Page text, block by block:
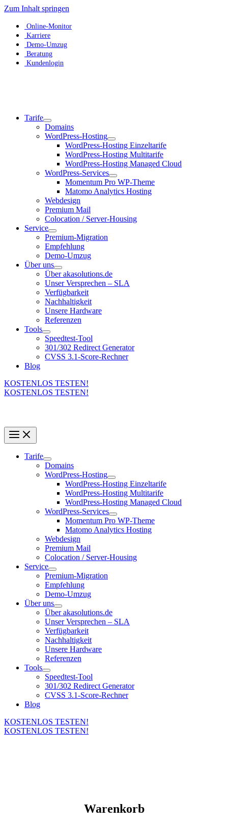
Zum Inhalt springen
Online-Monitor
Karriere
Demo-Umzug
Beratung
Kundenlogin
Tarife
Domains
WordPress-Hosting
WordPress-Hosting Einzeltarife
WordPress-Hosting Multitarife
WordPress-Hosting Managed Cloud
WordPress-Services
Momentum Pro WP-Theme
Matomo Analytics Hosting
Webdesign
Premium Mail
Colocation / Server-Housing
Service
Premium-Migration
Empfehlung
Demo-Umzug
Über uns
Über akasolutions.de
Unser Versprechen – SLA
Verfügbarkeit
Nachhaltigkeit
Unsere Hardware
Referenzen
Tools
Speedtest-Tool
301/302 Redirect Generator
CVSS 3.1-Score-Rechner
Blog
KOSTENLOS TESTEN!
KOSTENLOS TESTEN!
Tarife
Domains
WordPress-Hosting
WordPress-Hosting Einzeltarife
WordPress-Hosting Multitarife
WordPress-Hosting Managed Cloud
WordPress-Services
Momentum Pro WP-Theme
Matomo Analytics Hosting
Webdesign
Premium Mail
Colocation / Server-Housing
Service
Premium-Migration
Empfehlung
Demo-Umzug
Über uns
Über akasolutions.de
Unser Versprechen – SLA
Verfügbarkeit
Nachhaltigkeit
Unsere Hardware
Referenzen
Tools
Speedtest-Tool
301/302 Redirect Generator
CVSS 3.1-Score-Rechner
Blog
KOSTENLOS TESTEN!
KOSTENLOS TESTEN!
Warenkorb